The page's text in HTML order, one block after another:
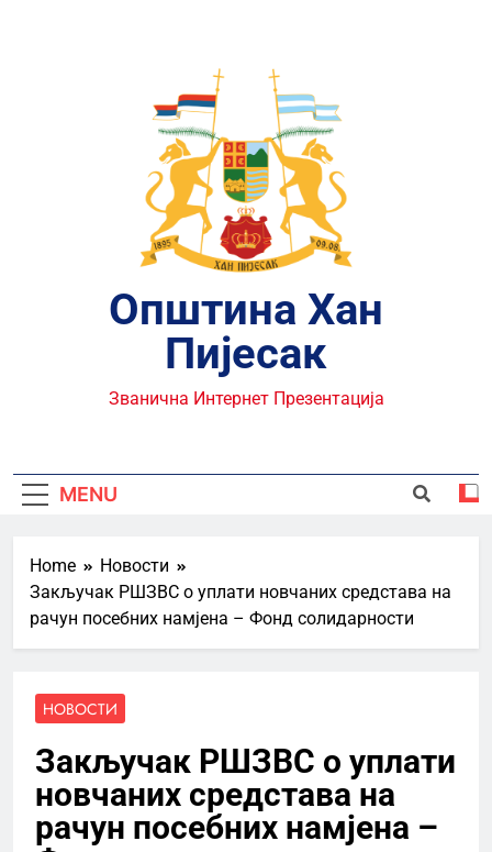
Општина Хан
Пијесак
Званична Интернет Презентација
MENU
Home
Новости
Закључак РШЗВС о уплати новчаних средстава на
рачун посебних намјена – Фонд солидарности
НОВОСТИ
Закључак РШЗВС о уплати
новчаних средстава на
рачун посебних намјена –